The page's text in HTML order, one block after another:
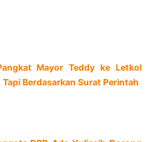
Mayor Teddy ke Letkol
Berdasarkan Surat Perintah